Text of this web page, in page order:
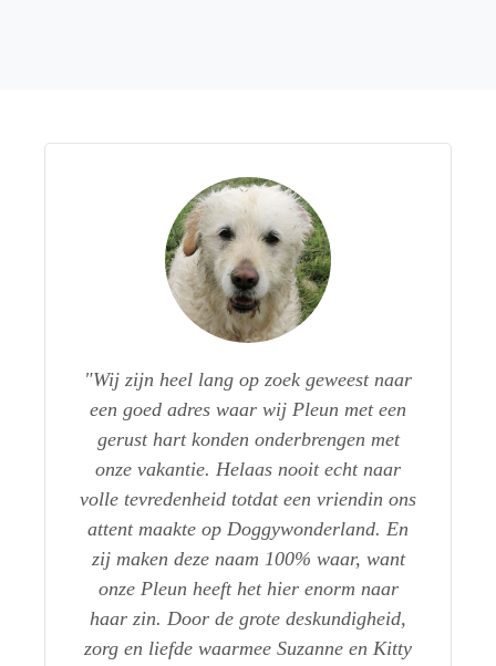
Wij zijn heel lang op zoek geweest naar
een goed adres waar wij Pleun met een
gerust hart konden onderbrengen met
onze vakantie. Helaas nooit echt naar
volle tevredenheid totdat een vriendin ons
attent maakte op Doggywonderland. En
zij maken deze naam 100% waar, want
onze Pleun heeft het hier enorm naar
haar zin. Door de grote deskundigheid,
zorg en liefde waarmee Suzanne en Kitty
Marlene en Peter, Nieuwaal